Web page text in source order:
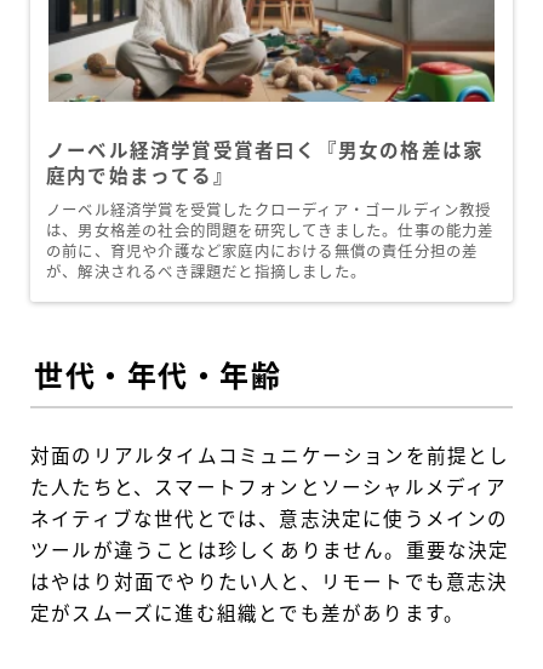
ノーベル経済学賞受賞者曰く『男女の格差は家
庭内で始まってる』
ノーベル経済学賞を受賞したクローディア・ゴールディン教授
は、男女格差の社会的問題を研究してきました。仕事の能力差
の前に、育児や介護など家庭内における無償の責任分担の差
が、解決されるべき課題だと指摘しました。
世代・年代・年齢
対面のリアルタイムコミュニケーションを前提とし
た人たちと、スマートフォンとソーシャルメディア
ネイティブな世代とでは、意志決定に使うメインの
ツールが違うことは珍しくありません。重要な決定
はやはり対面でやりたい人と、リモートでも意志決
定がスムーズに進む組織とでも差があります。